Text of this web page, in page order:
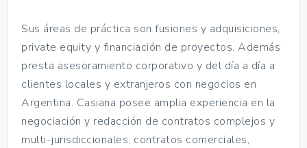
Sus áreas de práctica son fusiones y adquisiciones,
private equity y financiación de proyectos. Además
presta asesoramiento corporativo y del día a día a
clientes locales y extranjeros con negocios en
Argentina. Casiana posee amplia experiencia en la
negociación y redacción de contratos complejos y
multi-jurisdiccionales, contratos comerciales,